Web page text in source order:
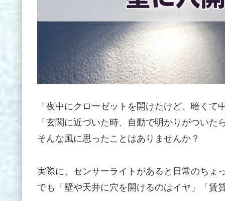
「夜中にクローゼットを開けたけど、暗くて
「玄関に近づいた時、自動で明かりがついた
そんな風に思ったことはありませんか？
実際に、センサーライトがあると日常のちょ
でも「壁や天井に穴を開けるのはイヤ」「賃